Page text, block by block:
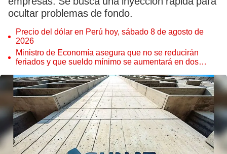
ocultar problemas de fondo.
Precio del dólar en Perú hoy, sábado 8 de agosto de
2026
Ministro de Economía asegura que no se reducirán
feriados y que sueldo mínimo se aumentará en dos